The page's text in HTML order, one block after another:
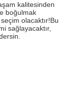
kalitesinden
boğulmak
olacaktır!Bu
sağlayacaktır,